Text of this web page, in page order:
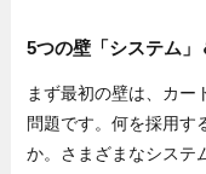
5つの壁「システム」
まず最初の壁は、カー
問題です。何を採用す
か。さまざまなシステ